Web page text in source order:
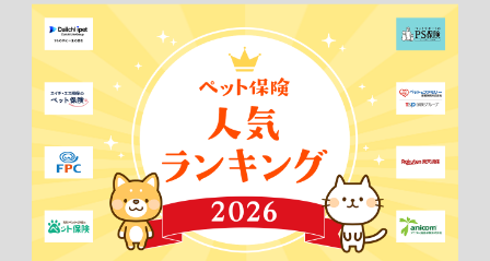
などがあります。
シルバーのマンチカンの値段は
約23万円 が相場です。
マンチカンの人気の毛色8位は「ブラ
ック」値段は20万円